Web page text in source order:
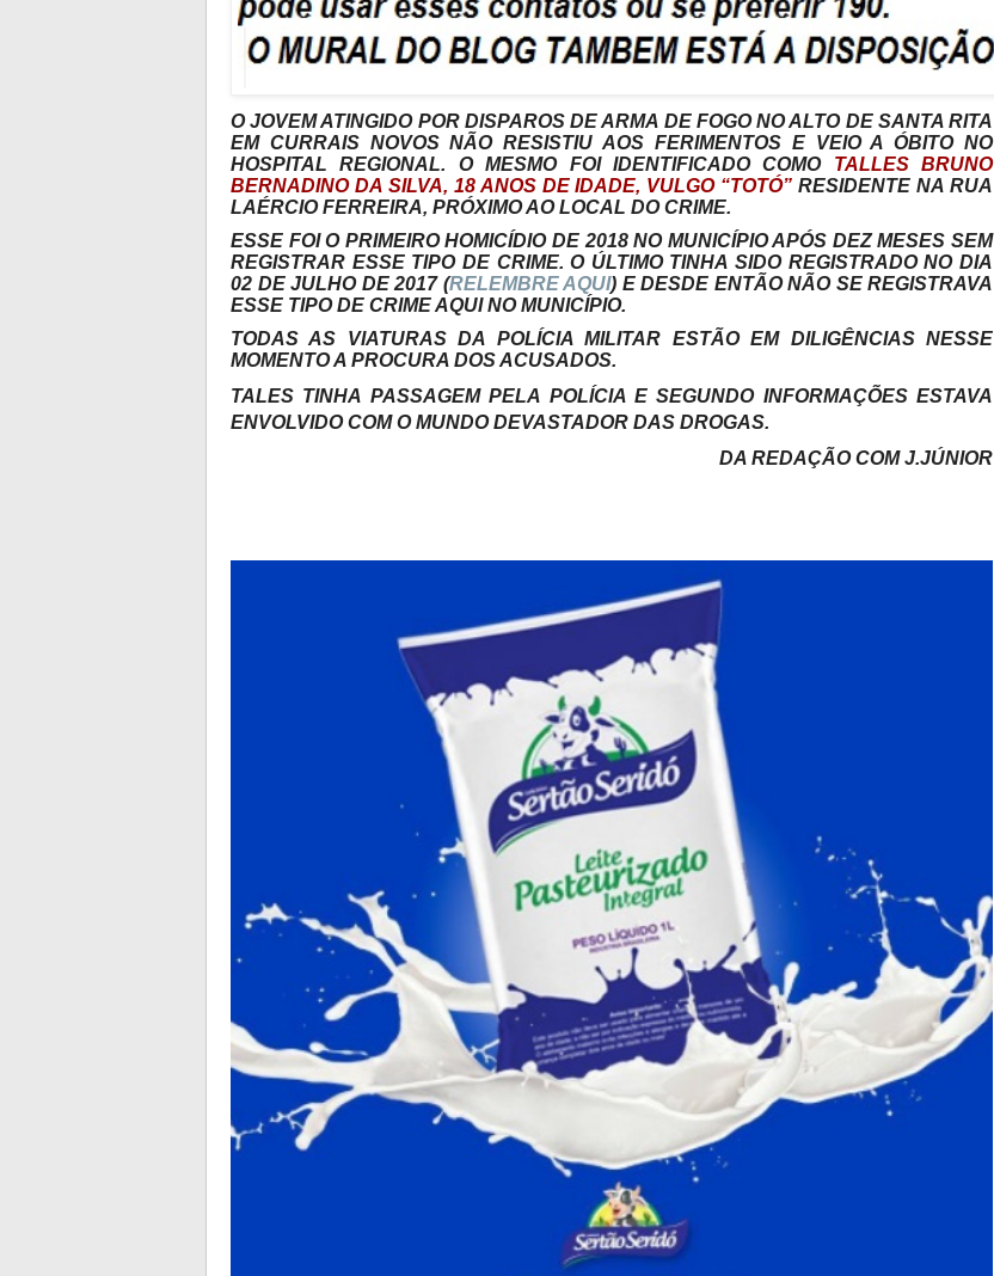
O JOVEM ATINGIDO POR DISPAROS DE ARMA DE FOGO NO ALTO DE SANTA RITA
EM CURRAIS NOVOS NÃO RESISTIU AOS FERIMENTOS E VEIO A ÓBITO NO
HOSPITAL REGIONAL. O MESMO FOI IDENTIFICADO COMO TALLES BRUNO
BERNADINO DA SILVA, 18 ANOS DE IDADE, VULGO “TOTÓ”RESIDENTE NA RUA
LAÉRCIO FERREIRA, PRÓXIMO AO LOCAL DO CRIME.
ESSE FOI O PRIMEIRO HOMICÍDIO DE 2018 NO MUNICÍPIO APÓS DEZ MESES SEM
REGISTRAR ESSE TIPO DE CRIME. O ÚLTIMO TINHA SIDO REGISTRADO NO DIA
02 DE JULHO DE 2017 (RELEMBRE AQUI) E DESDE ENTÃO NÃO SE REGISTRAVA
ESSE TIPO DE CRIME AQUI NO MUNICÍPIO.
TODAS AS VIATURAS DA POLÍCIA MILITAR ESTÃO EM DILIGÊNCIAS NESSE
MOMENTO A PROCURA DOS ACUSADOS.
TALES TINHA PASSAGEM PELA POLÍCIA E SEGUNDO INFORMAÇÕES ESTAVA
ENVOLVIDO COM O MUNDO DEVASTADOR DAS DROGAS.
DA REDAÇÃO COM J.JÚNIOR